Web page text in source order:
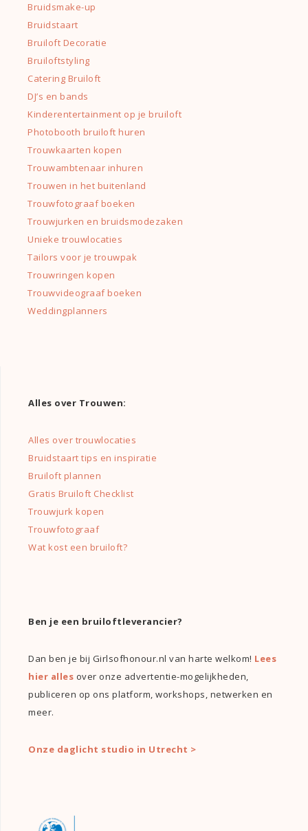
Bruidsmake-up
Bruidstaart
Bruiloft Decoratie
Bruiloftstyling
Catering Bruiloft
DJ’s en bands
Kinderentertainment op je bruiloft
Photobooth bruiloft huren
Trouwkaarten kopen
Trouwambtenaar inhuren
Trouwen in het buitenland
Trouwfotograaf boeken
Trouwjurken en bruidsmodezaken
Unieke trouwlocaties
Tailors voor je trouwpak
Trouwringen kopen
Trouwvideograaf boeken
Weddingplanners
Alles over Trouwen:
Alles over trouwlocaties
Bruidstaart tips en inspiratie
Bruiloft plannen
Gratis Bruiloft Checklist
Trouwjurk kopen
Trouwfotograaf
Wat kost een bruiloft?
Ben je een bruiloftleverancier?
Dan ben je bij Girlsofhonour.nl van harte welkom! Lees
hier alles over onze advertentie-mogelijkheden,
publiceren op ons platform, workshops, netwerken en
meer.
Onze daglicht studio in Utrecht >